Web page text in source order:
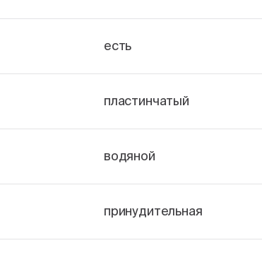
есть
пластинчатый
водяной
принудительная